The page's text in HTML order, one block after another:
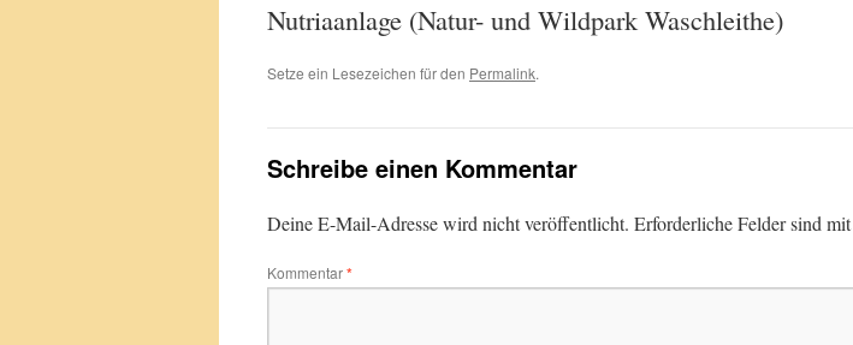
Nutriaanlage (Natur- und Wildpark Waschleithe)
Setze ein Lesezeichen für den Permalink.
Schreibe einen Kommentar
Deine E-Mail-Adresse wird nicht veröffentlicht. Erforderliche Felder sind mit
Kommentar*